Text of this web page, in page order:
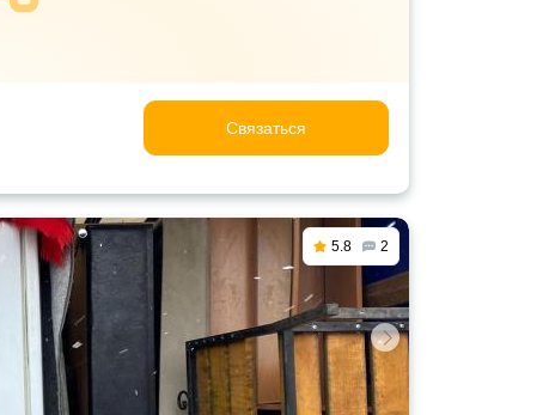
Связаться
5.8 2